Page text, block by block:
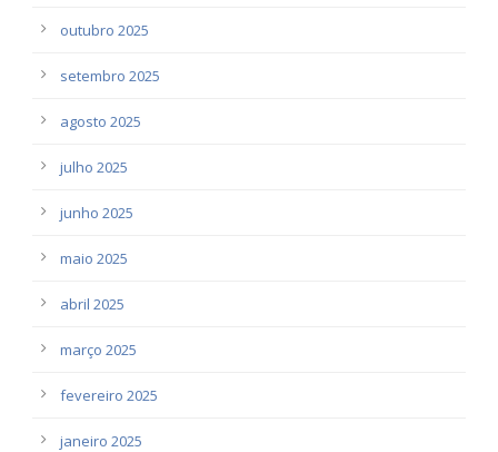
outubro 2025
setembro 2025
agosto 2025
julho 2025
junho 2025
maio 2025
abril 2025
março 2025
fevereiro 2025
janeiro 2025